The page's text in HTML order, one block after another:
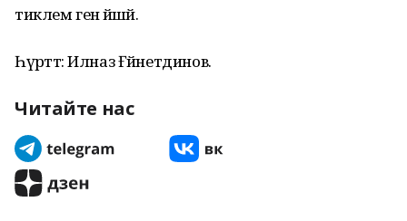
тиклем генә йәшәй.
Һүрәттә: Илназ Ғәйнетдинов.
Читайте нас